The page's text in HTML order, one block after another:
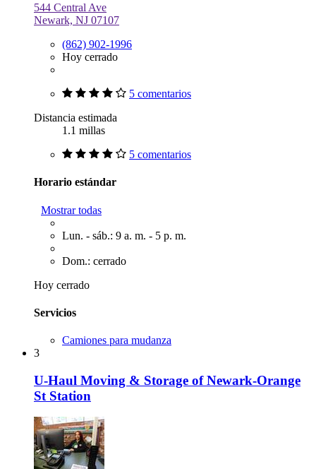
544 Central Ave
Newark, NJ 07107
(862) 902-1996
Hoy cerrado
5 comentarios
Distancia estimada
1.1 millas
5 comentarios
Horario estándar
Mostrar todas
Lun. - sáb.: 9 a. m. - 5 p. m.
Dom.: cerrado
Hoy cerrado
Servicios
Camiones para mudanza
3
U-Haul Moving & Storage of Newark-Orange
St Station